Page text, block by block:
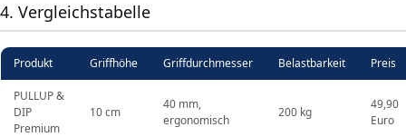
4. Vergleichstabelle
Produkt Griffhöhe Griffdurchmesser Belastbarkeit Preis
PULLUP &
DIP
Premium
10 cm
40 mm,
ergonomisch
200 kg
49,90
Euro